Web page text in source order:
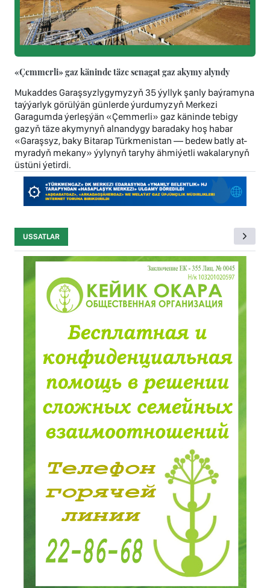
«Çemmerli» gaz käninde täze senagat gaz akymy alyndy
Mukaddes Garaşsyzlygymyzyň 35 ýyllyk şanly baýramyna
taýýarlyk görülýän günlerde ýurdumyzyň Merkezi
Garagumda ýerleşýän «Çemmerli» gaz käninde tebigy
gazyň täze akymynyň alnandygy baradaky hoş habar
«Garaşsyz, baky Bitarap Türkmenistan — bedew batly at-
myradyň mekany» ýylynyň taryhy ähmiýetli wakalarynyň
üstüni ýetirdi.
USSATLAR